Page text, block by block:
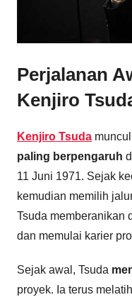
Perjalanan
Kenjiro
Kenjiro Tsuda
paling berpengaruh
11 Juni 1971. Sejak
kemudian memilih
Tsuda memberanikan
dan memulai karier
Sejak awal, Tsuda
proyek. Ia terus